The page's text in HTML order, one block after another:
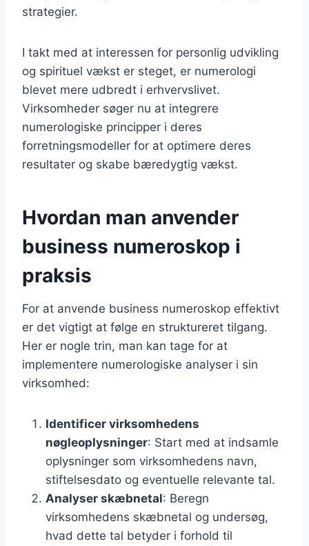
strategier.
I takt med at interessen for personlig udvikling
og spirituel vækst er steget, er numerologi
blevet mere udbredt i erhvervslivet.
Virksomheder søger nu at integrere
numerologiske principper i deres
forretningsmodeller for at optimere deres
resultater og skabe bæredygtig vækst.
Hvordan man anvender
business numeroskop i
praksis
For at anvende business numeroskop effektivt
er det vigtigt at følge en struktureret tilgang.
Her er nogle trin, man kan tage for at
implementere numerologiske analyser i sin
virksomhed:
Identificer virksomhedens
nøgleoplysninger: Start med at indsamle
oplysninger som virksomhedens navn,
stiftelsesdato og eventuelle relevante tal.
Analyser skæbnetal: Beregn
virksomhedens skæbnetal og undersøg,
hvad dette tal betyder i forhold til